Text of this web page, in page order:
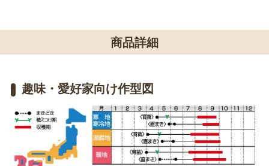
商品詳細
趣味・愛好家向け作型図